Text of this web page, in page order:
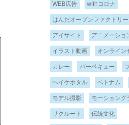
WEB広告 withコロナ
はんだオープンファクトリー
アイサイト アニメーショ
イラスト動画 オンライン
カレー バーベキュー
ヘイケホタル ベトナム
モデル撮影 モーショング
リクルート 伝統文化